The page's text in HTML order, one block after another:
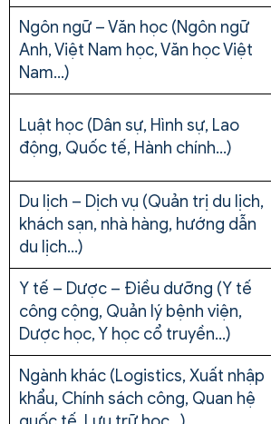
Ngôn ngữ – Văn học (Ngôn ngữ
Anh, Việt Nam học, Văn học Việt
Nam…)
Luật học (Dân sự, Hình sự, Lao
động, Quốc tế, Hành chính…)
Du lịch – Dịch vụ (Quản trị du lịch,
khách sạn, nhà hàng, hướng dẫn
du lịch…)
Y tế – Dược – Điều dưỡng (Y tế
công cộng, Quản lý bệnh viện,
Dược học, Y học cổ truyền…)
Ngành khác (Logistics, Xuất nhập
khẩu, Chính sách công, Quan hệ